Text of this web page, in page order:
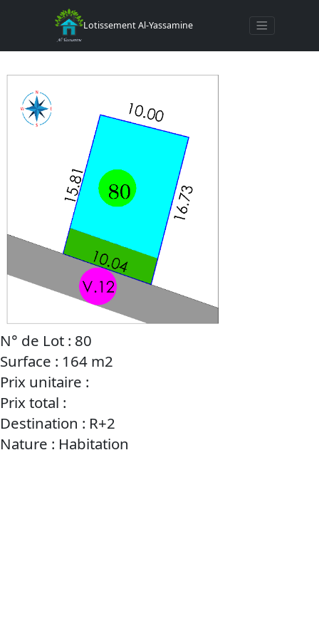
Lotissement Al-Yassamine Toggle
N° de Lot : 80
Surface : 164 m2
Prix unitaire :
Prix total :
Destination : R+2
Nature : Habitation